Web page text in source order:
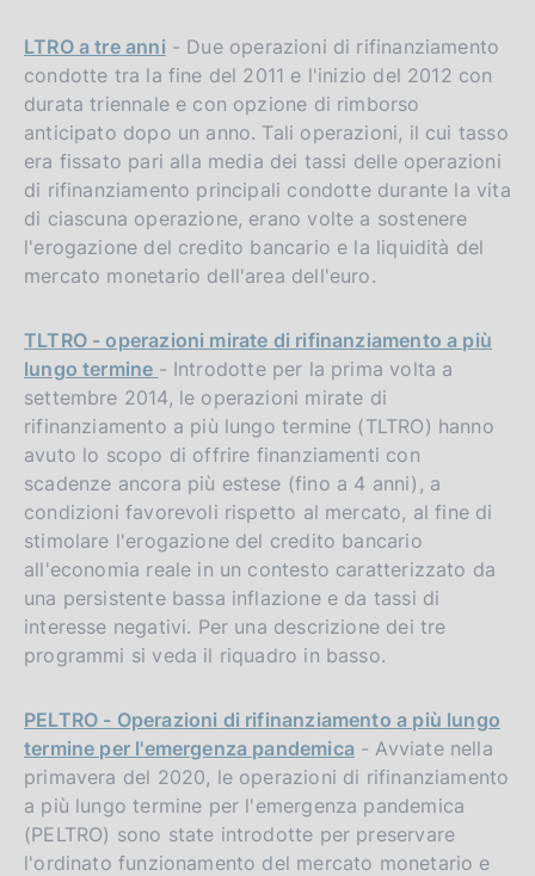
LTRO a tre anni - Due operazioni di rifinanziamento
condotte tra la fine del 2011 e l'inizio del 2012 con
durata triennale e con opzione di rimborso
anticipato dopo un anno. Tali operazioni, il cui tasso
era fissato pari alla media dei tassi delle operazioni
di rifinanziamento principali condotte durante la vita
di ciascuna operazione, erano volte a sostenere
l'erogazione del credito bancario e la liquidità del
mercato monetario dell'area dell'euro.
TLTRO - operazioni mirate di rifinanziamento a più
lungo termine - Introdotte per la prima volta a
settembre 2014, le operazioni mirate di
rifinanziamento a più lungo termine (TLTRO) hanno
avuto lo scopo di offrire finanziamenti con
scadenze ancora più estese (fino a 4 anni), a
condizioni favorevoli rispetto al mercato, al fine di
stimolare l'erogazione del credito bancario
all'economia reale in un contesto caratterizzato da
una persistente bassa inflazione e da tassi di
interesse negativi. Per una descrizione dei tre
programmi si veda il riquadro in basso.
PELTRO - Operazioni di rifinanziamento a più lungo
termine per l'emergenza pandemica - Avviate nella
primavera del 2020, le operazioni di rifinanziamento
a più lungo termine per l'emergenza pandemica
(PELTRO) sono state introdotte per preservare
l'ordinato funzionamento del mercato monetario e